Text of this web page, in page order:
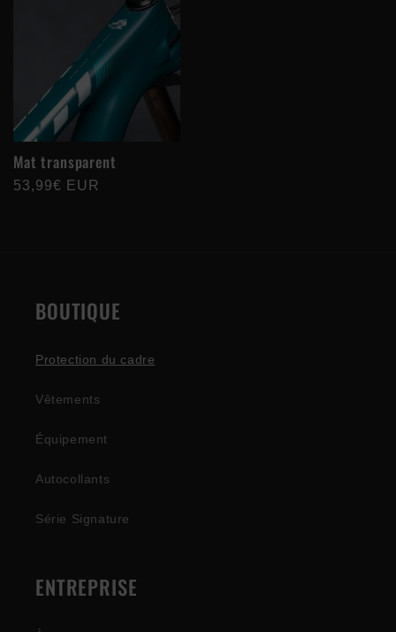
Mat transparent
Prix
53,99€ EUR
BOUTIQUE
Protection du cadre
Vêtements
Équipement
Autocollants
Série Signature
ENTREPRISE